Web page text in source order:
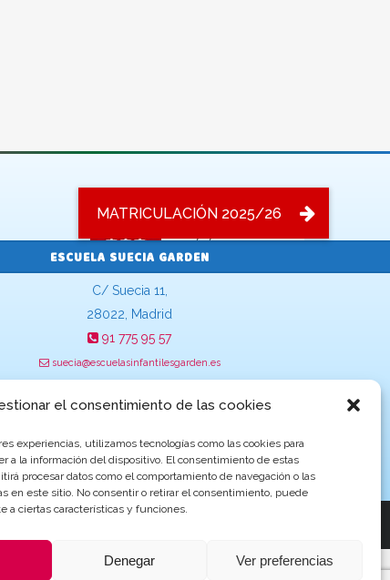
el consentimiento de las cookies
experiencias, utilizamos tecnologías como las cookies para
a la información del dispositivo. El consentimiento de estas
procesar datos como el comportamiento de navegación o las
en este sitio. No consentir o retirar el consentimiento, puede
a ciertas características y funciones.
Denegar Ver preferencias
ESCUELA SUECIA GARDEN
C/ Suecia 11,
28022, Madrid
91 775 95 57
suecia@escuelasinfantilesgarden.es
ProvidersWeb